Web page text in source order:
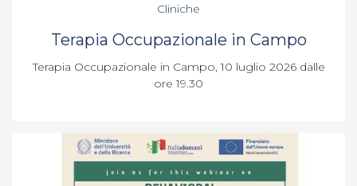
Cliniche
Terapia Occupazionale in Campo
Terapia Occupazionale in Campo, 10 luglio 2026 dalle
ore 19.30